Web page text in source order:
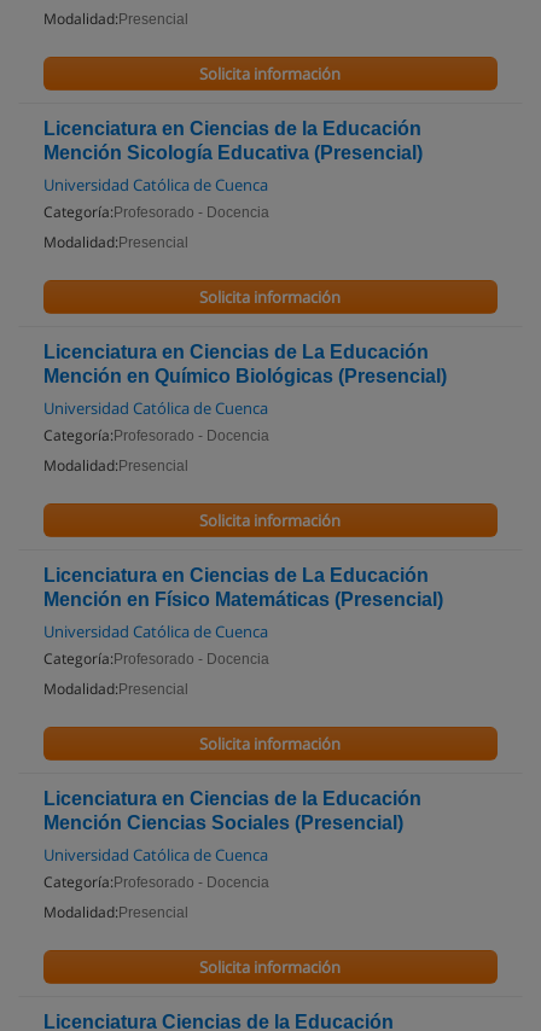
Modalidad: Presencial
Solicita información
Licenciatura en Ciencias de la Educación
Mención Sicología Educativa (Presencial)
Universidad Católica de Cuenca
Categoría: Profesorado - Docencia
Modalidad: Presencial
Solicita información
Licenciatura en Ciencias de La Educación
Mención en Químico Biológicas (Presencial)
Universidad Católica de Cuenca
Categoría: Profesorado - Docencia
Modalidad: Presencial
Solicita información
Licenciatura en Ciencias de La Educación
Mención en Físico Matemáticas (Presencial)
Universidad Católica de Cuenca
Categoría: Profesorado - Docencia
Modalidad: Presencial
Solicita información
Licenciatura en Ciencias de la Educación
Mención Ciencias Sociales (Presencial)
Universidad Católica de Cuenca
Categoría: Profesorado - Docencia
Modalidad: Presencial
Solicita información
Licenciatura Ciencias de la Educación